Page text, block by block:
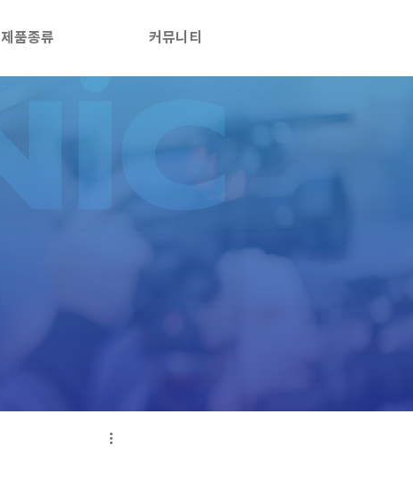
제품종류 커뮤니티